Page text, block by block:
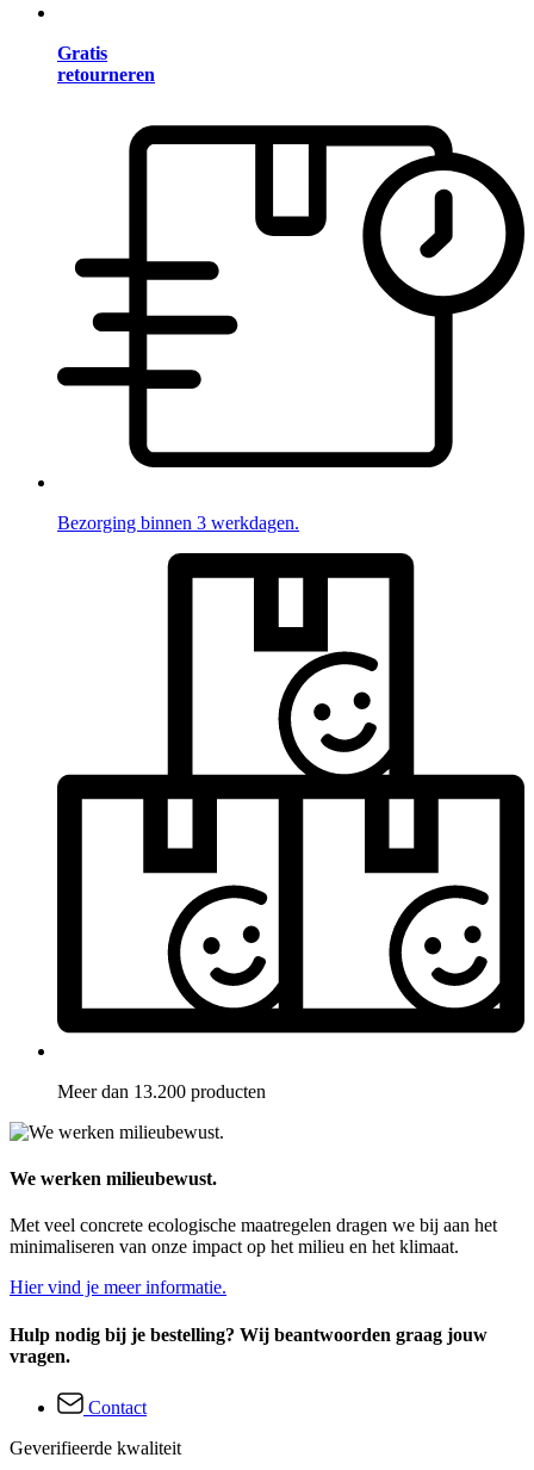
Gratis
retourneren
Bezorging binnen 3 werkdagen.
Meer dan 13.200 producten
We werken milieubewust.
Met veel concrete ecologische maatregelen dragen we bij aan het
minimaliseren van onze impact op het milieu en het klimaat.
Hier vind je meer informatie.
Hulp nodig bij je bestelling? Wij beantwoorden graag jouw
vragen.
Contact
Geverifieerde kwaliteit